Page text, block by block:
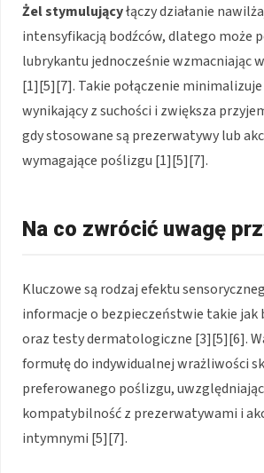
Żel stymulującyłączy działanie
intensyfikacją bodźców, dlatego może
lubrykantu jednocześnie wzmacniając
[1][5][7]. Takie połączenie
wynikający z suchości i zwiększa
gdy stosowane są prezerwatywy lub
wymagające poślizgu [1][5][7].
Na co zwrócić uwagę
Kluczowe są rodzaj efektu
informacje o bezpieczeństwie takie jak
oraz testy dermatologiczne [3][5][6].
formułę do indywidualnej wrażliwości
preferowanego poślizgu,
kompatybilność z prezerwatywami i
intymnymi [5][7].